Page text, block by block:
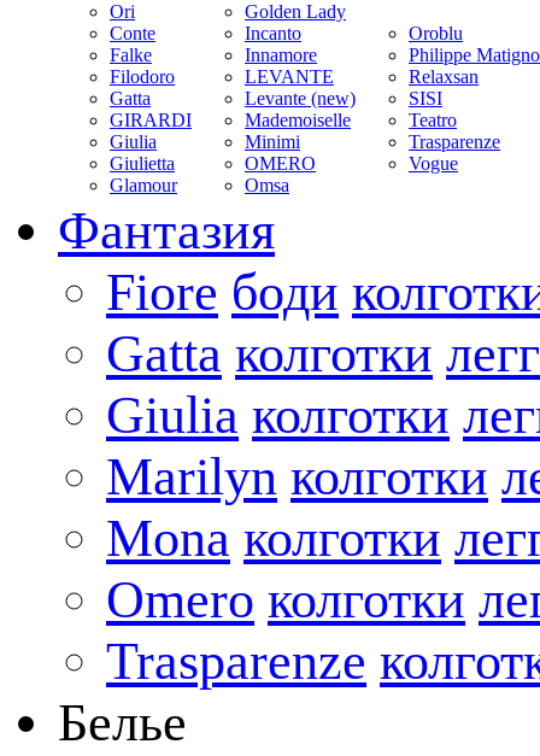
Ori
Conte
Falke
Filodoro
Gatta
GIRARDI
Giulia
Giulietta
Glamour
Golden Lady
Incanto
Innamore
LEVANTE
Levante (new)
Mademoiselle
Minimi
OMERO
Omsa
Oroblu
Philippe
Relaxsan
SISI
Teatro
Trasparenze
Vogue
Фантазия
Fiore боди
Gatta колготки
Giulia колготки
Marilyn колготки
Mona колготки
Omero колготки
Trasparenze
Белье